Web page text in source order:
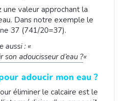
valeur approchant la
Dans notre exemple le
37 (741/20=37).
aussi : «
adoucisseur d’eau ?«
adoucir mon eau ?
éliminer le calcaire est le